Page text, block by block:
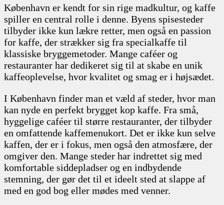
København er kendt for sin rige madkultur, og kaffe
spiller en central rolle i denne. Byens spisesteder
tilbyder ikke kun lækre retter, men også en passion
for kaffe, der strækker sig fra specialkaffe til
klassiske bryggemetoder. Mange caféer og
restauranter har dedikeret sig til at skabe en unik
kaffeoplevelse, hvor kvalitet og smag er i højsædet.
I København finder man et væld af steder, hvor man
kan nyde en perfekt brygget kop kaffe. Fra små,
hyggelige caféer til større restauranter, der tilbyder
en omfattende kaffemenukort. Det er ikke kun selve
kaffen, der er i fokus, men også den atmosfære, der
omgiver den. Mange steder har indrettet sig med
komfortable siddepladser og en indbydende
stemning, der gør det til et ideelt sted at slappe af
med en god bog eller mødes med venner.